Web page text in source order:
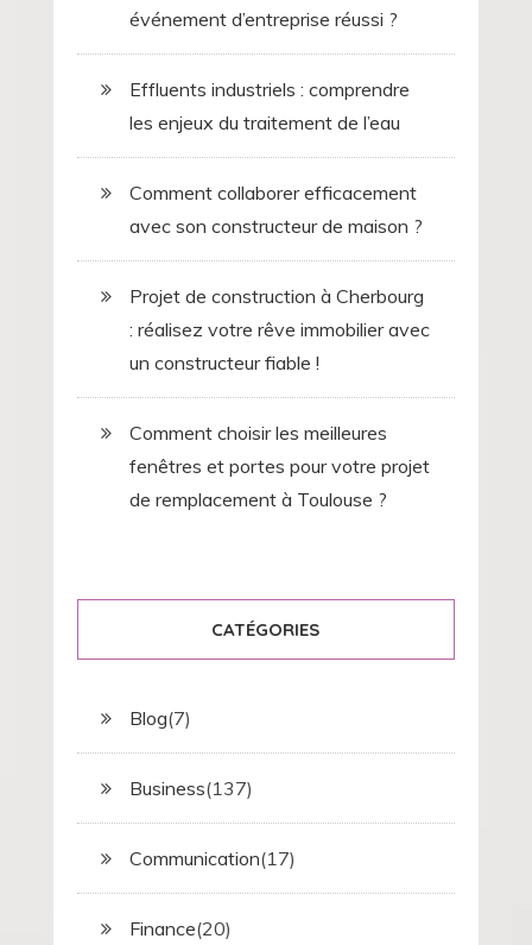
événement d’entreprise réussi ?
Effluents industriels : comprendre
les enjeux du traitement de l’eau
Comment collaborer efficacement
avec son constructeur de maison ?
Projet de construction à Cherbourg
: réalisez votre rêve immobilier avec
un constructeur fiable !
Comment choisir les meilleures
fenêtres et portes pour votre projet
de remplacement à Toulouse ?
CATÉGORIES
Blog(7)
Business(137)
Communication(17)
Finance(20)